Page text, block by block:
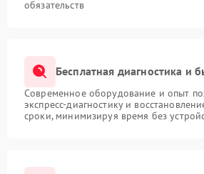
обязательств
Бесплатная диагностика и
Современное оборудование и опыт
экспресс-диагностику и
сроки, минимизируя время без